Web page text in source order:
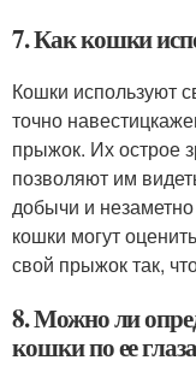
7. Как кошки
Кошки используют
точно
прыжок. Их острое
позволяют им
добычи и
кошки могут
свой прыжок так,
8. Можно ли
кошки по ее